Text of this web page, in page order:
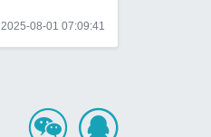
2025-08-01 07:09:41